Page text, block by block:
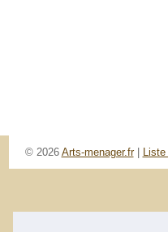
© 2026 Arts-menager.fr|